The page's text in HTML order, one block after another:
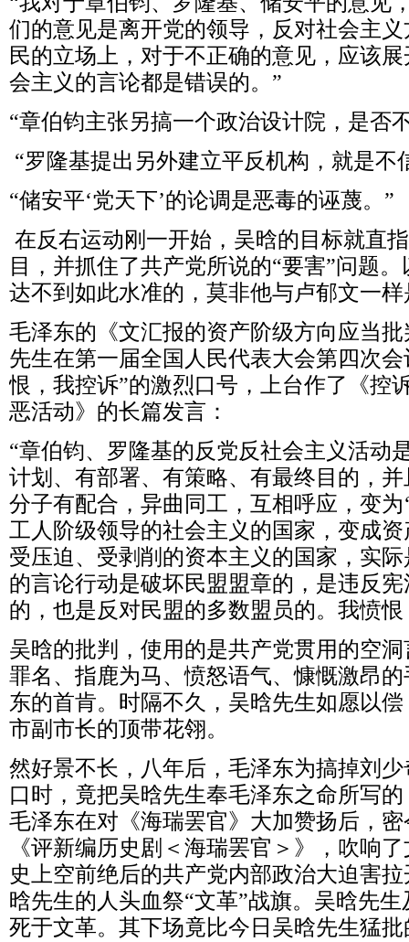
们的意见是离开党的领导，反对社会主
民的立场上，对于不正确的意见，应该
会主义的言论都是错误的。”
“章伯钧主张另搞一个政治设计院，是否
“罗隆基提出另外建立平反机构，就是不
“储安平‘党天下’的论调是恶毒的诬蔑。”
在反右运动刚一开始，吴晗的目标就直
目，并抓住了共产党所说的“要害”问题
达不到如此水准的，莫非他与卢郁文一
毛泽东的《文汇报的资产阶级方向应当
先生在第一届全国人民代表大会第四次
恨，我控诉”的激烈口号，上台作了《控
恶活动》的长篇发言：
“章伯钧、罗隆基的反党反社会主义活动
计划、有部署、有策略、有最终目的，
分子有配合，异曲同工，互相呼应，变为
工人阶级领导的社会主义的国家，变成
受压迫、受剥削的资本主义的国家，实
的言论行动是破坏民盟盟章的，是违反
的，也是反对民盟的多数盟员的。我愤
吴晗的批判，使用的是共产党贯用的空
罪名、指鹿为马、愤怒语气、慷慨激昂
东的首肯。时隔不久，吴晗先生如愿以
市副市长的顶带花翎。
然好景不长，八年后，毛泽东为搞掉刘
口时，竟把吴晗先生奉毛泽东之命所写
毛泽东在对《海瑞罢官》大加赞扬后，
《评新编历史剧＜海瑞罢官＞》，吹响
史上空前绝后的共产党内部政治大迫害
晗先生的人头血祭“文革”战旗。吴晗先
死于文革。其下场竟比今日吴晗先生猛批